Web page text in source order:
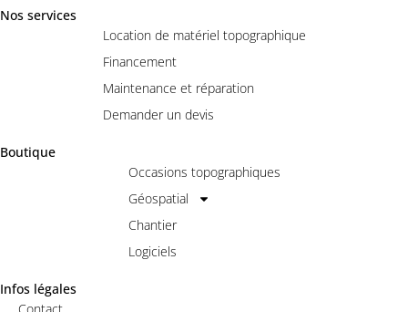
Nos services
Location de matériel topographique
Financement
Maintenance et réparation
Demander un devis
Boutique
Occasions topographiques
Géospatial
Chantier
Logiciels
Infos légales